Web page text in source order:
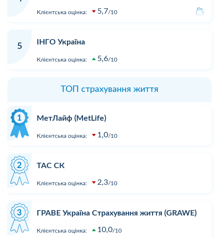
Клієнтська оцінка: 5,7 10
5
ІНГО Україна
Клієнтська оцінка: 5,6 10
ТОП страхування життя
МетЛайф (MetLife)
Клієнтська оцінка: 1,0 10
ТАС СК
Клієнтська оцінка: 2,3 10
ГРАВЕ Україна Страхування життя (GRAWE)
Клієнтська оцінка: 10,0 10